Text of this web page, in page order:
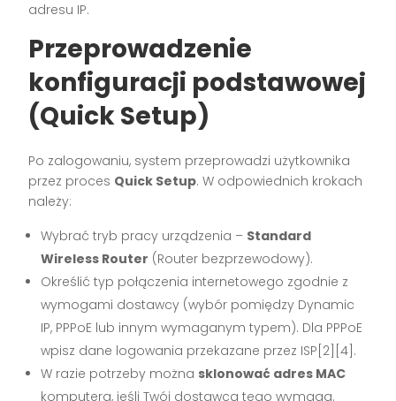
adresu IP.
Przeprowadzenie
konfiguracji podstawowej
(Quick Setup)
Po zalogowaniu, system przeprowadzi użytkownika
przez proces Quick Setup. W odpowiednich krokach
należy:
Wybrać tryb pracy urządzenia – Standard
Wireless Router (Router bezprzewodowy).
Określić typ połączenia internetowego zgodnie z
wymogami dostawcy (wybór pomiędzy Dynamic
IP, PPPoE lub innym wymaganym typem). Dla PPPoE
wpisz dane logowania przekazane przez ISP[2][4].
W razie potrzeby można sklonować adres MAC
komputera, jeśli Twój dostawca tego wymaga.